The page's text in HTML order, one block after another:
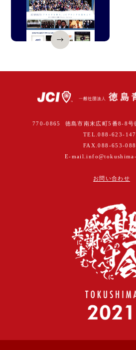
770-0865 徳島市南末広町5番8-8号
TEL.088-623-
FAX.088-653-
E-mail.
お問い合わせ